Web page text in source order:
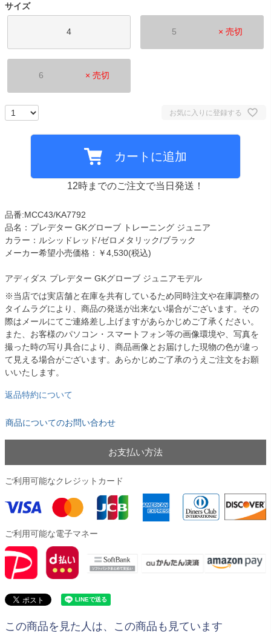
サイズ
4 5 × 売切
6 × 売切
お気に入りに登録する
カートに追加
12時までのご注文で当日発送！
品番:MCC43/KA7792
品名：プレデター GKグローブ トレーニング ジュニア
カラー：ルシッドレッド/ゼロメタリック/ブラック
メーカー希望小売価格：￥4,530(税込)
アディダス プレデター GKグローブ ジュニアモデル
※当店では実店舗と在庫を共有しているため同時注文や在庫調整の
タイムラグにより、商品の発送が出来ない場合がございます。その
際はメールにてご連絡差し上げますがあらかじめご了承ください。
また、お客様のパソコン・スマートフォン等の画像環境や、写真を
撮った時の写り具合により、商品画像とお届けした現物の色が違っ
て見える場合がございます。あらかじめご了承のうえご注文をお願
いいたします。
返品特約について
商品についてのお問い合わせ
お支払い方法
ご利用可能なクレジットカード
ご利用可能な電子マネー
この商品を見た人は、この商品も見ています